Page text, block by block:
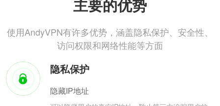
主要的优势
使用AndyVPN有许多优势，涵盖隐私保护、安全性、
访问权限和网络性能等方面
隐私保护
隐藏IP地址